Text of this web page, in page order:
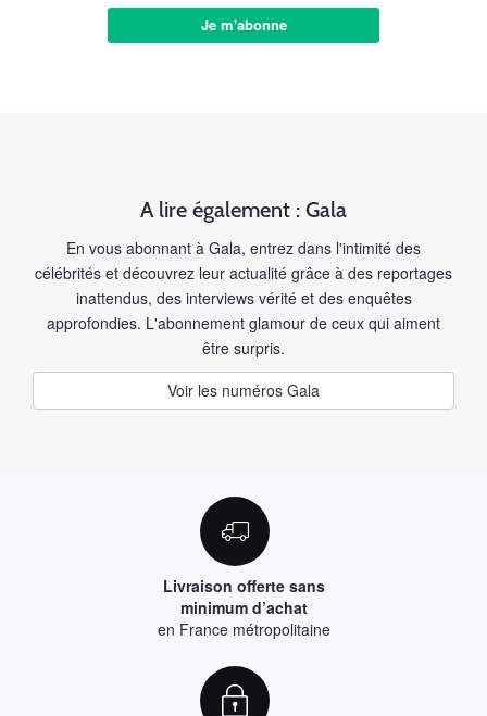
Je m'abonne
A lire également : Gala
En vous abonnant à Gala, entrez dans l'intimité des
célébrités et découvrez leur actualité grâce à des reportages
inattendus, des interviews vérité et des enquêtes
approfondies. L'abonnement glamour de ceux qui aiment
être surpris.
Voir les numéros Gala
Livraison offerte sans
minimum d’achat
en France métropolitaine